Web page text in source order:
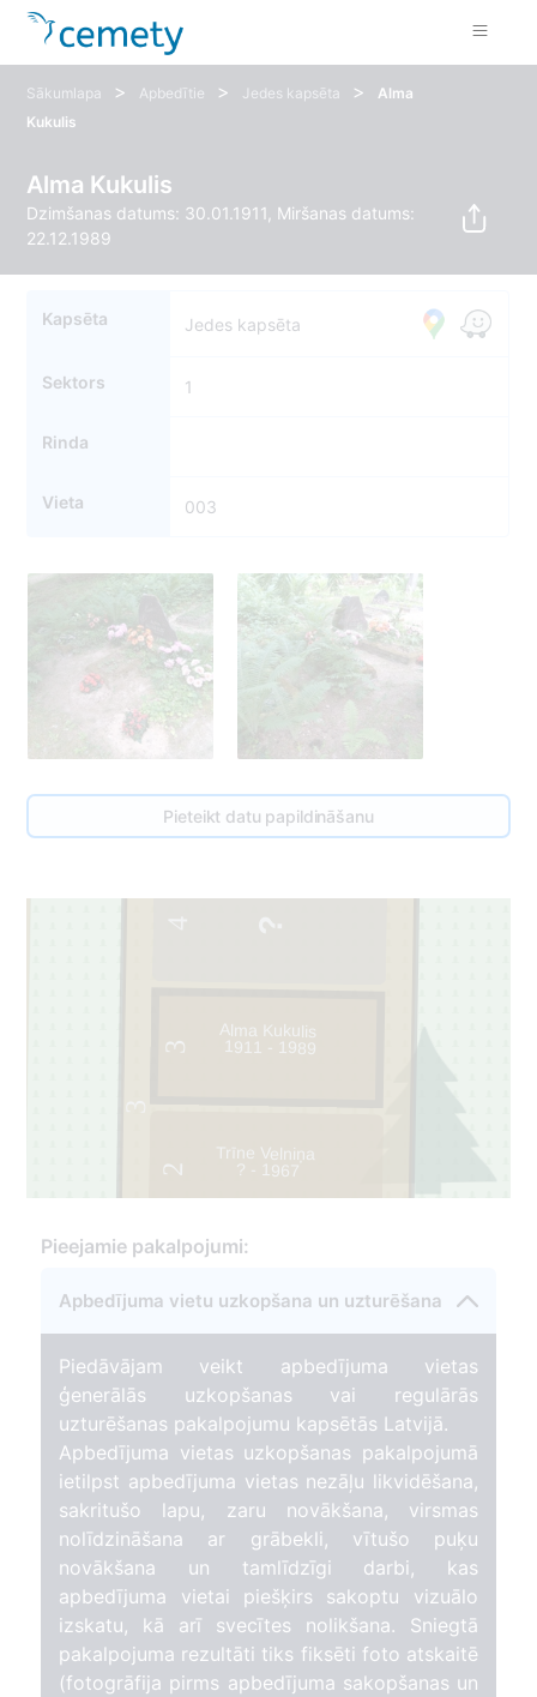
Sākumlapa > Apbedītie > Jedes kapsēta >
Alma
Kukulis
Alma Kukulis
Dzimšanas datums: 30.01.1911, Miršanas datums:
22.12.1989
Kapsēta Jedes kapsēta
Sektors 1
Rinda
Vieta 003
Pieteikt datu papildināšanu
3
2
3
Trīne Velniņa
? - 1967
Alma Kukulis
1911 - 1989
Pieejamie pakalpojumi:
Apbedījuma vietu uzkopšana un uzturēšana
Piedāvājam veikt apbedījuma vietas
ģenerālās uzkopšanas vai regulārās
uzturēšanas pakalpojumu kapsētās Latvijā.
Apbedījuma vietas uzkopšanas pakalpojumā
ietilpst apbedījuma vietas nezāļu likvidēšana,
sakritušo lapu, zaru novākšana, virsmas
nolīdzināšana ar grābekli, vītušo puķu
novākšana un tamlīdzīgi darbi, kas
apbedījuma vietai piešķirs sakoptu vizuālo
izskatu, kā arī svecītes nolikšana. Sniegtā
pakalpojuma rezultāti tiks fiksēti foto atskaitē
(fotogrāfija pirms apbedījuma sakopšanas un